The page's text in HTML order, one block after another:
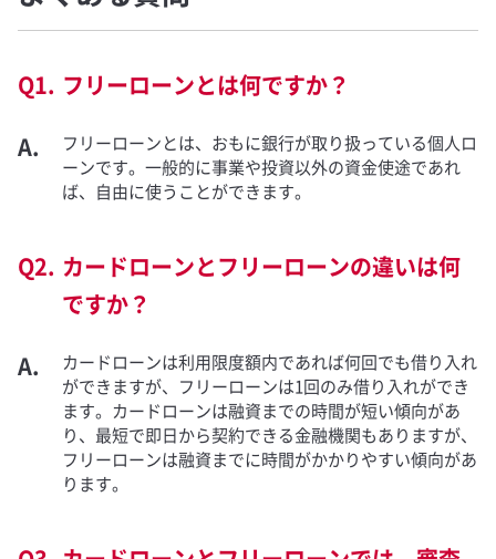
フリーローンとは何ですか？
フリーローンとは、おもに銀行が取り扱っている個人ロ
ーンです。一般的に事業や投資以外の資金使途であれ
ば、自由に使うことができます。
カードローンとフリーローンの違いは何
ですか？
カードローンは利用限度額内であれば何回でも借り入れ
ができますが、フリーローンは1回のみ借り入れができ
ます。カードローンは融資までの時間が短い傾向があ
り、最短で即日から契約できる金融機関もありますが、
フリーローンは融資までに時間がかかりやすい傾向があ
ります。